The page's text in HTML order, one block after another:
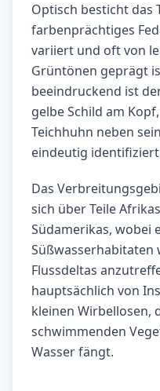
Optisch besticht das
farbenprächtiges
variiert und oft von
Grüntönen geprägt
beeindruckend ist
gelbe Schild am
Teichhuhn neben
eindeutig
Das
sich über Teile
Südamerikas, wobei
Süßwasserhabitaten
Flussdeltas
hauptsächlich von
kleinen Wirbellosen,
schwimmenden
Wasser fängt.